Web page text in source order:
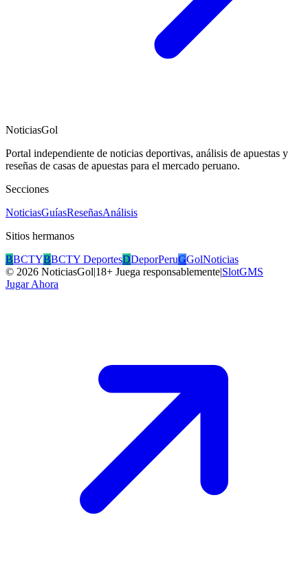
NoticiasGol
Portal independiente de noticias deportivas, análisis de apuestas y
reseñas de casas de apuestas para el mercado peruano.
Secciones
NoticiasGuíasReseñasAnálisis
Sitios hermanos
BBCTYBBCTY DeportesDDeporPeruGGolNoticias
© 2026 NoticiasGol|18+ Juega responsablemente|SlotGMS
Jugar Ahora